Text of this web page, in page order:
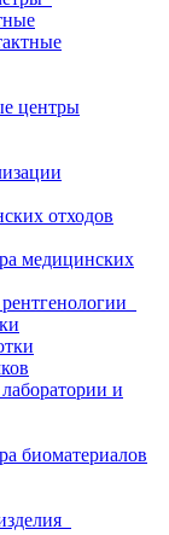
центры
отходов
медицинских
и
биоматериалов